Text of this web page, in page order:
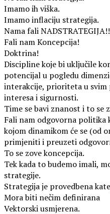
Imamo ih viška.
Imamo inflaciju strategija.
Nama fali NADSTRATEGIJA!!
Fali nam Koncepcija!
Doktrina!
Discipline koje bi uključile
potencijal u pogledu
interakcije, prioriteta u svim
interesa i sigurnosti.
Time se bavi znanost i to se
Fali nam odgovorna politika
kojom dinamikom će se (od
primjeniti i preuzeti
To se zove koncepcija.
Tek kada to budemo imali,
strategije.
Strategija je provedbena
Mora biti nečim definirana
Vektorski usmjerena.